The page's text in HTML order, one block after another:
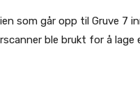
som går opp til Gruve 7
ble brukt for å